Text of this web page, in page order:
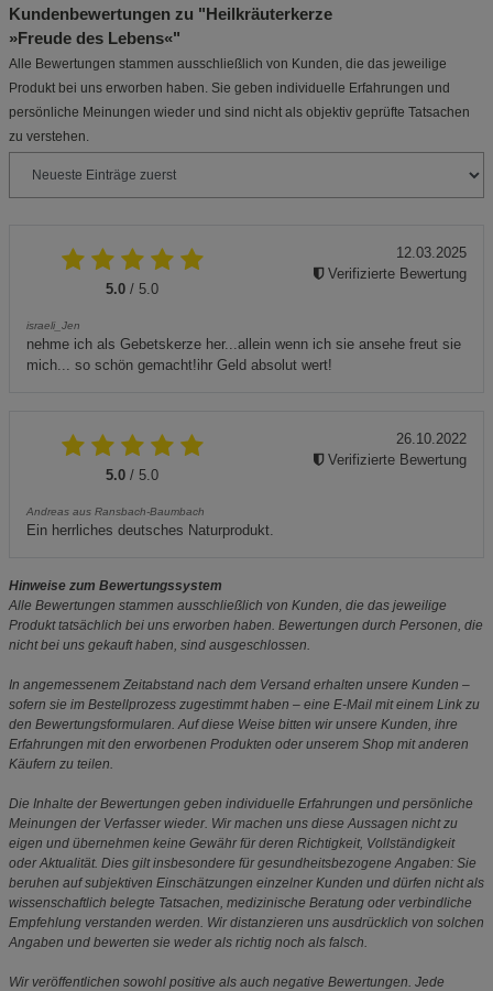
Kundenbewertungen zu "Heilkräuterkerze
»Freude des Lebens«"
Alle Bewertungen stammen ausschließlich von Kunden, die das jeweilige
Produkt bei uns erworben haben. Sie geben individuelle Erfahrungen und
persönliche Meinungen wieder und sind nicht als objektiv geprüfte Tatsachen
zu verstehen.
5.0 / 5.0
israeli_Jen
nehme ich als Gebetskerze her...allein wenn ich sie ansehe freut sie
mich... so schön gemacht!ihr Geld absolut wert!
12.03.2025
Verifizierte Bewertung
5.0 / 5.0
Andreas aus Ransbach-Baumbach
Ein herrliches deutsches Naturprodukt.
26.10.2022
Verifizierte Bewertung
Hinweise zum Bewertungssystem
Alle Bewertungen stammen ausschließlich von Kunden, die das jeweilige
Produkt tatsächlich bei uns erworben haben. Bewertungen durch Personen, die
nicht bei uns gekauft haben, sind ausgeschlossen.
In angemessenem Zeitabstand nach dem Versand erhalten unsere Kunden –
sofern sie im Bestellprozess zugestimmt haben – eine E-Mail mit einem Link zu
den Bewertungsformularen. Auf diese Weise bitten wir unsere Kunden, ihre
Erfahrungen mit den erworbenen Produkten oder unserem Shop mit anderen
Käufern zu teilen.
Die Inhalte der Bewertungen geben individuelle Erfahrungen und persönliche
Meinungen der Verfasser wieder. Wir machen uns diese Aussagen nicht zu
eigen und übernehmen keine Gewähr für deren Richtigkeit, Vollständigkeit
oder Aktualität. Dies gilt insbesondere für gesundheitsbezogene Angaben: Sie
beruhen auf subjektiven Einschätzungen einzelner Kunden und dürfen nicht als
wissenschaftlich belegte Tatsachen, medizinische Beratung oder verbindliche
Empfehlung verstanden werden. Wir distanzieren uns ausdrücklich von solchen
Angaben und bewerten sie weder als richtig noch als falsch.
Wir veröffentlichen sowohl positive als auch negative Bewertungen. Jede